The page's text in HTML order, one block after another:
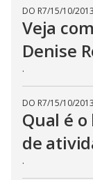
DO R7/15/10/2013
Veja
Denise
.
DO R7/15/10/2013
Qual é
de
.